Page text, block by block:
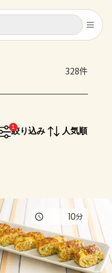
キャンセル
キャンセル
328件
1
絞り込み 人気順
10分